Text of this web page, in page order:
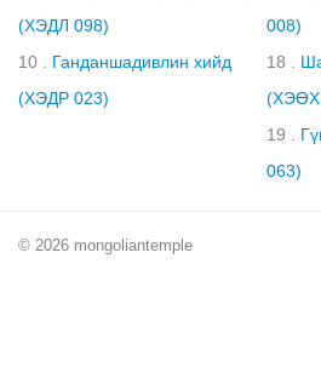
(ХЭДЛ 098)
10 . Ганданшадивлин хийд
(ХЭДР 023)
008)
18 .
(ХЭӨХ
19 .
063)
© 2026 mongoliantemple